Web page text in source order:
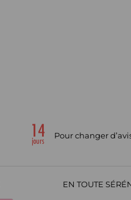
Pour changer
EN TOUTE